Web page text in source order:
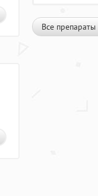
Все препараты